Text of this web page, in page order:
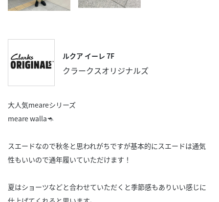
ルクア イーレ 7F
クラークスオリジナルズ
大人気meareシリーズ
meare walla🦘
スエードなので秋冬と思われがちですが基本的にスエードは通気
性もいいので通年履いていただけます！
夏はショーツなどと合わせていただくと季節感もありいい感じに